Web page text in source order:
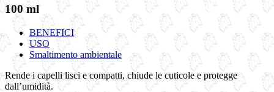
100 ml
BENEFICI
USO
Smaltimento ambientale
Rende i capelli lisci e compatti, chiude le cuticole e protegge
dall’umidità.